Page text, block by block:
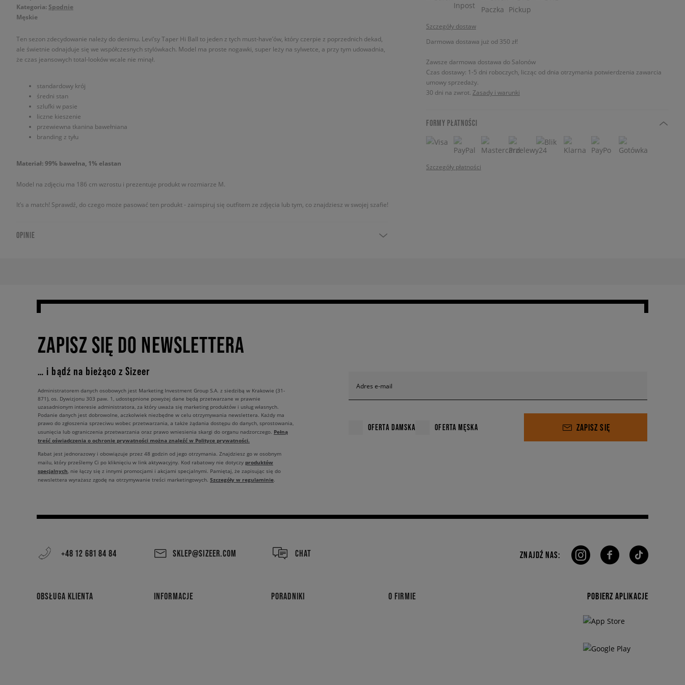
Kategoria: Spodnie
Męskie
Ten sezon zdecydowanie należy do denimu. Levi’sy Taper Hi Ball to jeden z tych must-have’ów, który czerpie z poprzednich dekad,
ale świetnie odnajduje się we współczesnych stylówkach. Model ma proste nogawki, super leży na sylwetce, a przy tym udowadnia,
że czas jeansowych total-looków wcale nie minął.
standardowy krój
średni stan
szlufki w pasie
liczne kieszenie
przewiewna tkanina bawełniana
branding z tyłu
Materiał: 99% bawełna, 1% elastan
Model na zdjęciu ma 186 cm wzrostu i prezentuje produkt w rozmiarze M.
It’s a match! Sprawdź, do czego może pasować ten produkt - zainspiruj się outfitem ze zdjęcia lub tym, co znajdziesz w swojej szafie!
OPINIE
Szczegóły dostaw
Darmowa dostawa już od 350 zł!
Zawsze darmowa dostawa do Salonów
Czas dostawy: 1-5 dni roboczych, licząc od dnia otrzymania potwierdzenia zawarcia
umowy sprzedaży.
30 dni na zwrot. Zasady i warunki
FORMY PŁATNOŚCI
Szczegóły płatności
ZAPISZ SIĘ DO NEWSLETTERA
… i bądź na bieżąco z Sizeer
Adres e-mail
OFERTA DAMSKA OFERTA MĘSKA ZAPISZ SIĘ
Administratorem danych osobowych jest Marketing Investment Group S.A. z siedzibą w Krakowie (31-
871), os. Dywizjonu 303 paw. 1, udostępnione powyżej dane będą przetwarzane w prawnie
uzasadnionym interesie administratora, za który uważa się marketing produktów i usług własnych.
Podanie danych jest dobrowolne, aczkolwiek niezbędne w celu otrzymywania newslettera. Każdy ma
prawo do zgłoszenia sprzeciwu wobec przetwarzania, a także żądania dostępu do danych, sprostowania,
usunięcia lub ograniczenia przetwarzania oraz prawo wniesienia skargi do organu nadzorczego. Pełną
treść oświadczenia o ochronie prywatności można znaleźć w Polityce prywatności.
Rabat jest jednorazowy i obowiązuje przez 48 godzin od jego otrzymania. Znajdziesz go w osobnym
mailu, który prześlemy Ci po kliknięciu w link aktywacyjny. Kod rabatowy nie dotyczy produktów
specjalnych, nie łączy się z innymi promocjami i akcjami specjalnymi. Pamiętaj, że zapisując się do
newslettera wyrażasz zgodę na otrzymywanie treści marketingowych. Szczegóły w regulaminie.
+48 12 681 84 84 SKLEP@SIZEER.COM CHAT
OBSŁUGA KLIENTA INFORMACJE PORADNIKI O FIRMIE
ZNAJDŹ NAS:
POBIERZ APLIKACJE